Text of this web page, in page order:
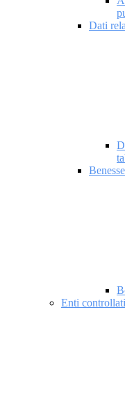
Dati
Enti controllati